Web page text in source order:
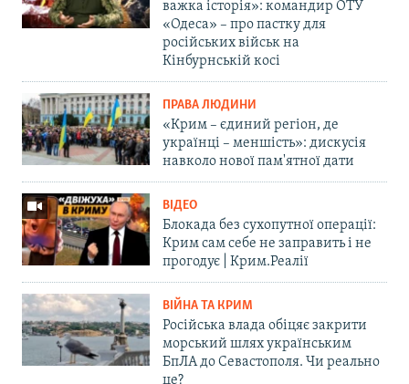
важка історія»: командир ОТУ
«Одеса» – про пастку для
російських військ на
Кінбурнській косі
ПРАВА ЛЮДИНИ
«Крим – єдиний регіон, де
українці – меншість»: дискусія
навколо нової пам'ятної дати
ВІДЕО
Блокада без сухопутної операції:
Крим сам себе не заправить і не
прогодує | Крим.Реалії
ВІЙНА ТА КРИМ
Російська влада обіцяє закрити
морський шлях українським
БпЛА до Севастополя. Чи реально
це?